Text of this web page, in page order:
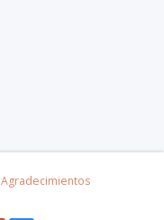
Agradecimientos